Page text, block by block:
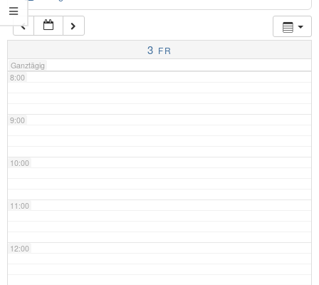
3 FR
Ganztägig
7:00
8:00
9:00
10:00
11:00
12:00